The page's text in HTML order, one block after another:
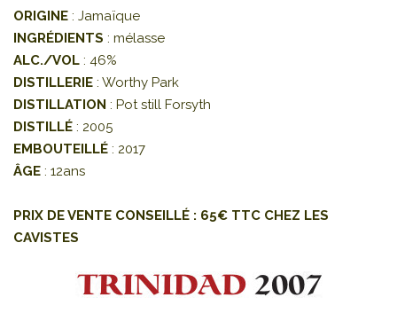
ORIGINE : Jamaïque
INGRÉDIENTS : mélasse
ALC./VOL : 46%
DISTILLERIE : Worthy Park
DISTILLATION : Pot still Forsyth
DISTILLÉ : 2005
EMBOUTEILLÉ : 2017
ÂGE : 12ans
PRIX DE VENTE CONSEILLÉ : 65€ TTC CHEZ LES
CAVISTES